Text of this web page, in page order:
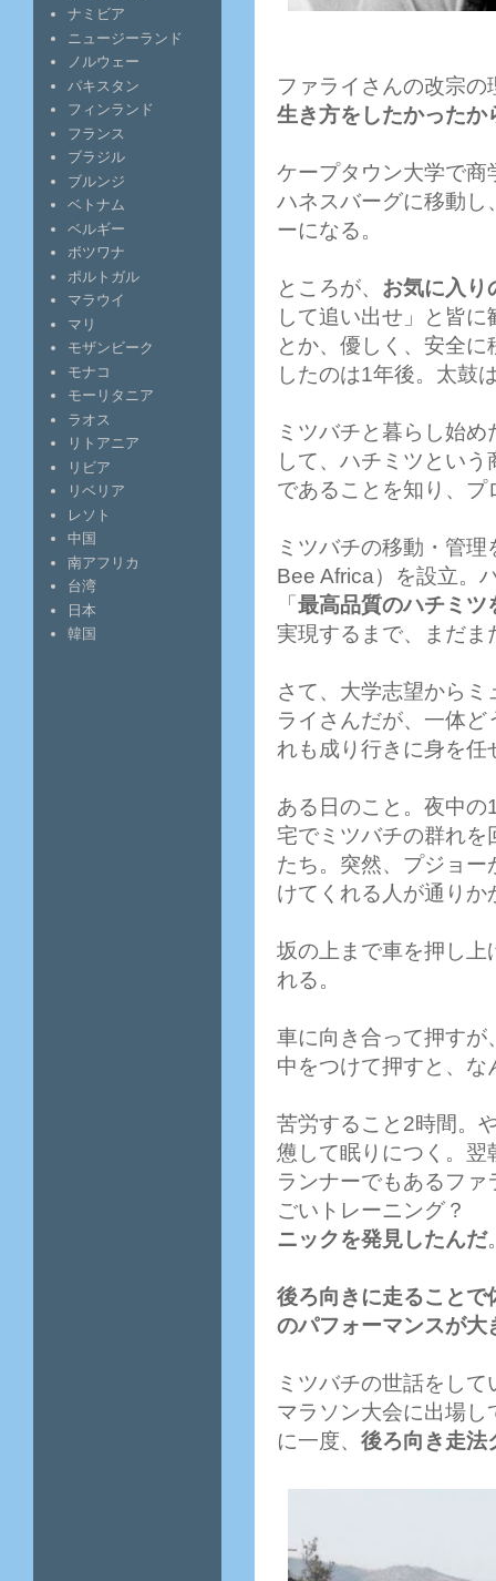
ファライさんの改宗の
生き方をしたかったか
ケープタウン大学で商
ハネスバーグに移動し
ーになる。
ところが、 お気に入り
して追い出せ」と皆
とか、優しく、安全
したのは1年後。太鼓
ミツバチと暮らし始
して、ハチミツとい
であることを知り、
ミツバチの移動・管理
Bee Africa）を設立。
「 最高品質のハチミツ
実現するまで、まだま
さて、大学志望から
ライさんだが、一体
れも成り行きに身を任
ある日のこと。夜中
宅でミツバチの群れを
たち。突然、プジョ
けてくれる人が通り
坂の上まで車を押し上
れる。
車に向き合って押すが
中をつけて押すと、
苦労すること2時間。
憊して眠りにつく。翌
ランナーでもあるフ
ごいトレーニング？
ニックを発見したんだ
後ろ向きに走ることで
のパフォーマンスが大
ミツバチの世話をし
マラソン大会に出場
に一度、 後ろ向き走法
ナミビア
ニュージーランド
ノルウェー
パキスタン
フィンランド
フランス
ブラジル
ブルンジ
ベトナム
ベルギー
ボツワナ
ポルトガル
マラウイ
マリ
モザンビーク
モナコ
モーリタニア
ラオス
リトアニア
リビア
リベリア
レソト
中国
南アフリカ
台湾
日本
韓国